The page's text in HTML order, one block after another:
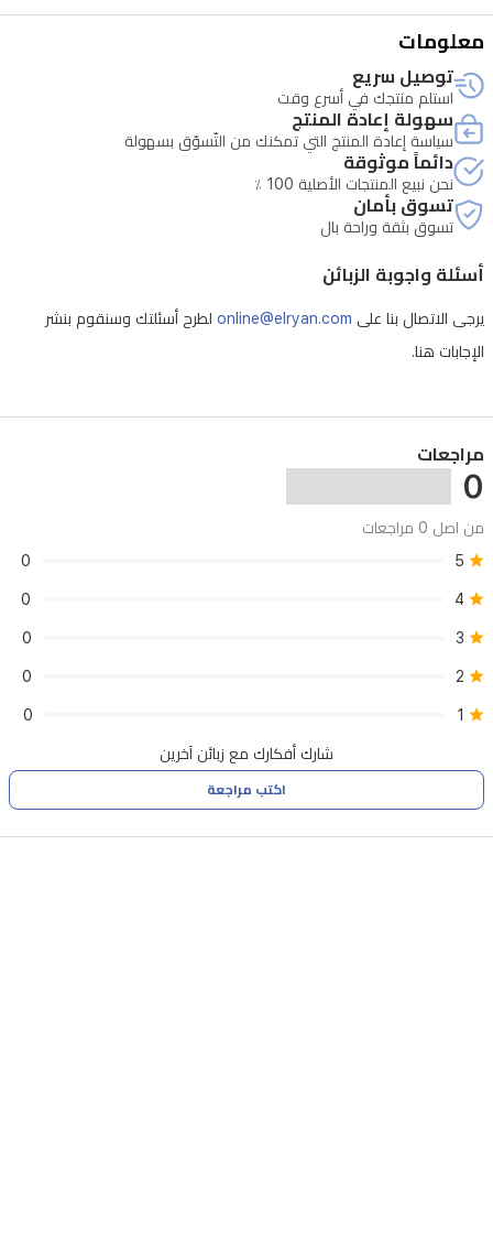
إلى
الهيلوتروب
وزهر
البرتقال،
ويختم
بنغم
أمبروكس
دافئ.
معلومات
توصيل سريع
استلم منتجك في أسرع وقت
سهولة إعادة المنتج
سياسة إعادة المنتج التي تمكنك من التّسوّق بسهولة
دائماً موثوقة
نحن نبيع المنتجات الأصلية 100 ٪
تسوق بأمان
تسوق بثقة وراحة بال
أسئلة واجوبة الزبائن
يرجى الاتصال بنا على online@elryan.com لطرح أسئلتك وسنقوم بنشر
الإجابات هنا.
مراجعات
0
من اصل 0 مراجعات
5
0
4
0
3
0
2
0
1
0
شارك أفكارك مع زبائن آخرين
اكتب مراجعة